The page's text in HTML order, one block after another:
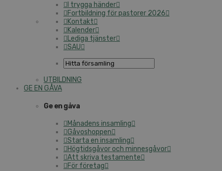
I trygga händer
Fortbildning för pastorer 2026
Kontakt
Kalender
Lediga tjänster
SAU
UTBILDNING
GE EN GÅVA
Ge en gåva
Månadens insamling
Gåvoshoppen
Starta en insamling
Högtidsgåvor och minnesgåvor
Att skriva testamente
För företag